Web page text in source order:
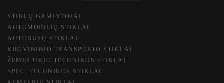
STIKLŲ GAMINTOJAI
AUTOMOBILIŲ STIKLAI
AUTOBUSŲ STIKLAI
KROVININIO TRANSPORTO STIKLAI
ŽEMĖS ŪKIO TECHNIKOS STIKLAI
SPEC. TECHN​IKOS STIKLAI